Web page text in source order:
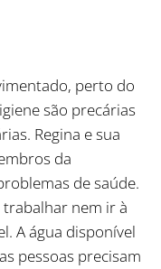
perto do
são precárias
Regina e sua
da
de saúde.
nem ir à
A água disponível
pessoas precisam